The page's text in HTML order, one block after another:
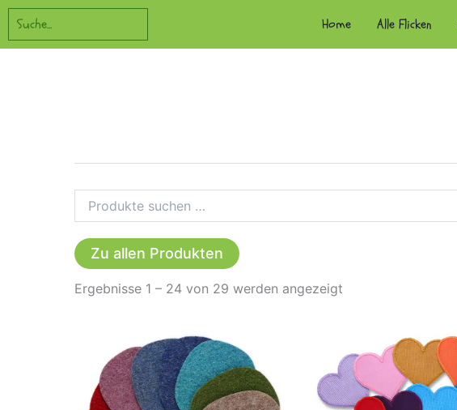
Zum
Inhalt
springen
Suchen
Home Alle Flicken
nach:
Zu allen Produkten
Ergebnisse 1 – 24 von 29 werden angezeigt